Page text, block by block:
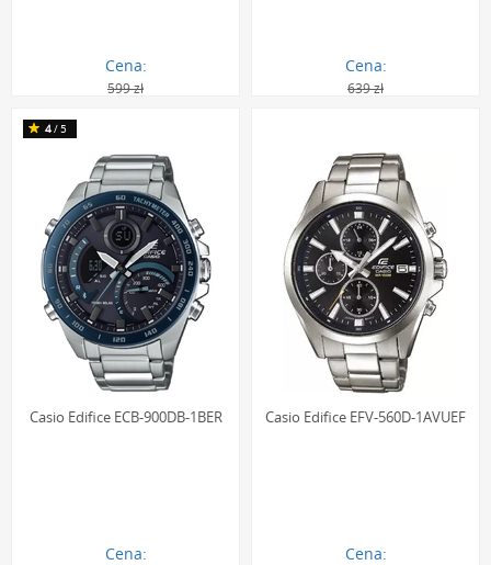
Cena:
599 zł
Cena:
639 zł
Casio Edifice ECB-900DB-1BER
Cena:
4/5
Casio Edifice EFV-560D-1AVUEF
Cena: